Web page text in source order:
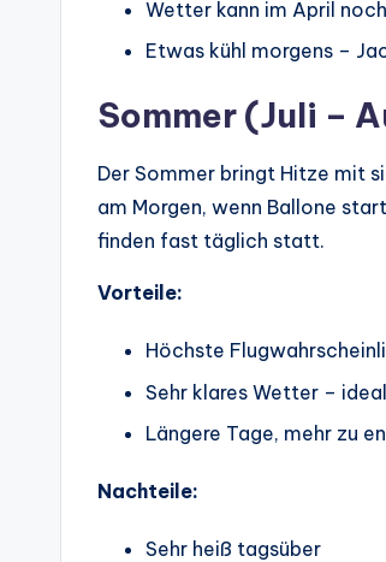
Wetter kann im April
Etwas kühl morgens –
Sommer (Juli –
Der Sommer bringt Hitze mit
am Morgen, wenn Ballone
finden fast täglich statt.
Vorteile:
Höchste
Sehr klares Wetter –
Längere Tage, mehr zu
Nachteile:
Sehr heiß tagsüber